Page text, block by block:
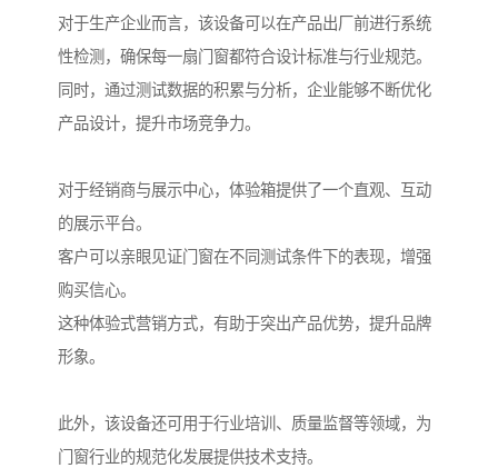
对于生产企业而言，该设备可以在产品出厂前进行系统
性检测，确保每一扇门窗都符合设计标准与行业规范。
同时，通过测试数据的积累与分析，企业能够不断优化
产品设计，提升市场竞争力。
对于经销商与展示中心，体验箱提供了一个直观、互动
的展示平台。
客户可以亲眼见证门窗在不同测试条件下的表现，增强
购买信心。
这种体验式营销方式，有助于突出产品优势，提升品牌
形象。
此外，该设备还可用于行业培训、质量监督等领域，为
门窗行业的规范化发展提供技术支持。